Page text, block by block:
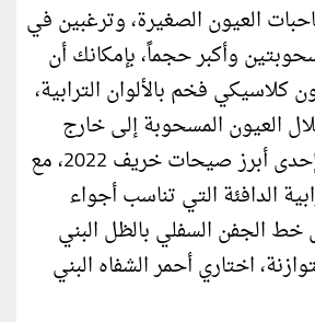
العيون الصغيرة، وترغبين في
وأكبر حجماً، بإمكانك أن
كلاسيكي فخم بالألوان الترابية،
العيون المسحوبة إلى خارج
العين، والتي تعد إحدى أبرز صيحات خريف 2022، مع
الدافئة التي تناسب أجواء
الجفن السفلي بالظل البني
اختاري أحمر الشفاه البني